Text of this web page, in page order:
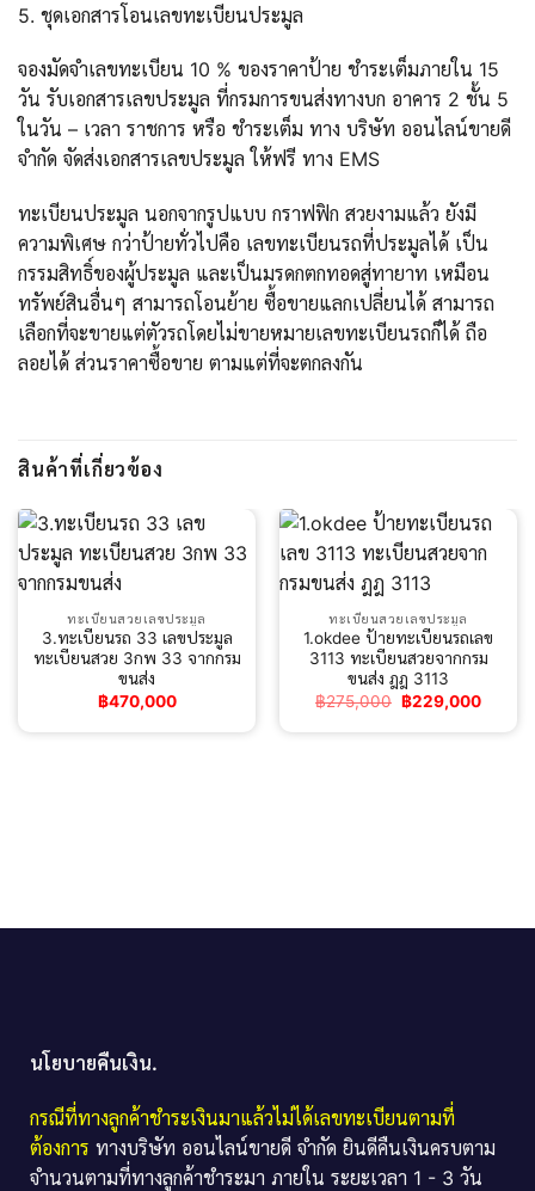
5. ชุดเอกสารโอนเลขทะเบียนประมูล
จองมัดจำเลขทะเบียน 10 % ของราคาป้าย ชำระเต็มภายใน 15
วัน รับเอกสารเลขประมูล ที่กรมการขนส่งทางบก อาคาร 2 ชั้น 5
ในวัน – เวลา ราชการ หรือ ชำระเต็ม ทาง บริษัท ออนไลน์ขายดี
จำกัด จัดส่งเอกสารเลขประมูล ให้ฟรี ทาง EMS
ทะเบียนประมูล นอกจากรูปแบบ กราฟฟิก สวยงามแล้ว ยังมี
ความพิเศษ กว่าป้ายทั่วไปคือ เลขทะเบียนรถที่ประมูลได้ เป็น
กรรมสิทธิ์ของผู้ประมูล และเป็นมรดกตกทอดสู่ทายาท เหมือน
ทรัพย์สินอื่นๆ สามารถโอนย้าย ซื้อขายแลกเปลี่ยนได้ สามารถ
เลือกที่จะขายแต่ตัวรถโดยไม่ขายหมายเลขทะเบียนรถก็ได้ ถือ
ลอยได้ ส่วนราคาซื้อขาย ตามแต่ที่จะตกลงกัน
สินค้าที่เกี่ยวข้อง
ทะเบียนสวยเลขประมูล
3.ทะเบียนรถ 33 เลขประมูล
ทะเบียนสวย 3กพ 33 จากกรม
ขนส่ง
฿470,000
ทะเบียนสวยเลขประมูล
1.okdee ป้ายทะเบียนรถเลข
3113 ทะเบียนสวยจากกรม
ขนส่ง ฎฎ 3113
฿275,000 Original
price
฿229,000
นโยบายคืนเงิน.
กรณีที่ทางลูกค้าชำระเงินมาแล้วไม่ได้เลขทะเบียนตามที่
ต้องการ ทางบริษัท ออนไลน์ขายดี จำกัด ยินดีคืนเงินครบตาม
จำนวนตามที่ทางลูกค้าชำระมา ภายใน ระยะเวลา 1 - 3 วัน